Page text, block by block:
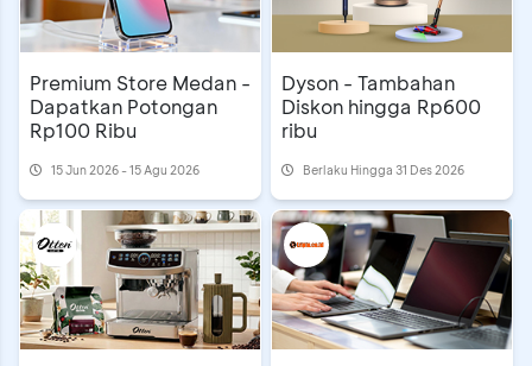
Premium Store Medan -
Dapatkan Potongan
Rp100 Ribu
15 Jun 2026 - 15 Agu 2026
Dyson - Tambahan
Diskon hingga Rp600
ribu
Berlaku Hingga 31 Des 2026